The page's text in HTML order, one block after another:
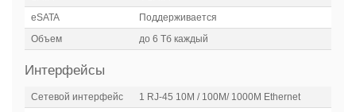
eSATA
Поддерживается
Объем
до 6 Тб каждый
Интерфейсы
Сетевой интерфейс
1 RJ-45 10M / 100M/ 1000М Ethernet